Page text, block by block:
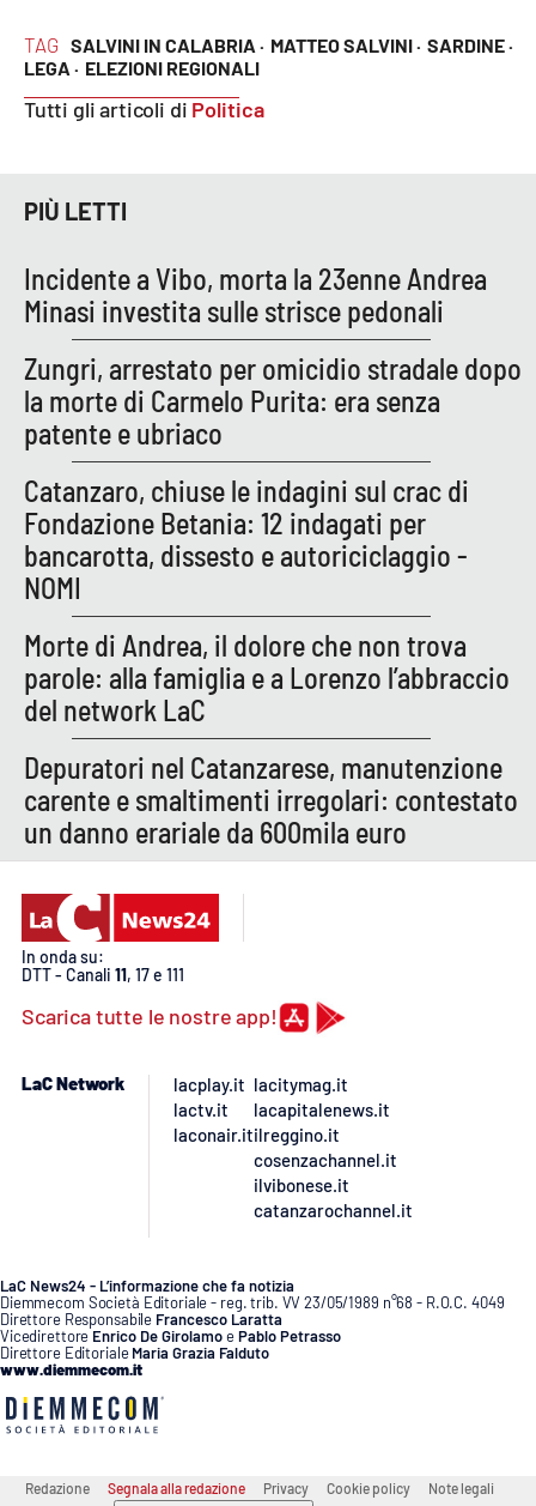
Catanzaro
Crotone
Reggio Calabria
Cosenza
Lamezia Terme
PROGETTI
SPECIALI
Buona Sanità Calabria
LA
CALABRIAVISIONE
Destinazioni
Eventi
Food
Storie
LAC
NETWORK
Lacplay.it
Laconair.it
Ilreggino.it
Cosenzachannel.it
Ilvibonese.it
TAG SALVINI IN CALABRIA · MATTEO SALVINI · SARDINE ·
LEGA · ELEZIONI REGIONALI
Tutti gli articoli di Politica
PIÙ LETTI
Incidente a Vibo, morta la 23enne Andrea
Minasi investita sulle strisce pedonali
Zungri, arrestato per omicidio stradale dopo
la morte di Carmelo Purita: era senza
patente e ubriaco
Catanzaro, chiuse le indagini sul crac di
Fondazione Betania: 12 indagati per
bancarotta, dissesto e autoriciclaggio -
NOMI
Morte di Andrea, il dolore che non trova
parole: alla famiglia e a Lorenzo l’abbraccio
del network LaC
Depuratori nel Catanzarese, manutenzione
carente e smaltimenti irregolari: contestato
un danno erariale da 600mila euro
In onda su:
DTT - Canali 11, 17 e 111
Scarica tutte le nostre app!
LaC Network
lacplay.it
lactv.it
laconair.it
lacitymag.it
lacapitalenews.it
ilreggino.it
cosenzachannel.it
ilvibonese.it
catanzarochannel.it
LaC News24 - L’informazione che fa notizia
Diemmecom Società Editoriale - reg. trib. VV 23/05/1989 n°68 - R.O.C. 4049
Direttore Responsabile Francesco Laratta
Vicedirettore Enrico De GirolamoePablo Petrasso
Direttore Editoriale Maria Grazia Falduto
www.diemmecom.it
Redazione Segnala alla redazione Privacy Cookie policy Note legali